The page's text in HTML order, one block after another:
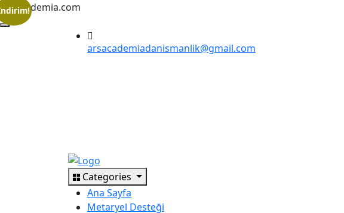
arsakademia.com
arsacademiadanismanlik@gmail.com
Categories
Ana Sayfa
Metaryel Desteği